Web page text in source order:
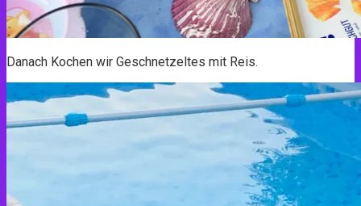
Danach Kochen wir Geschnetzeltes mit Reis.